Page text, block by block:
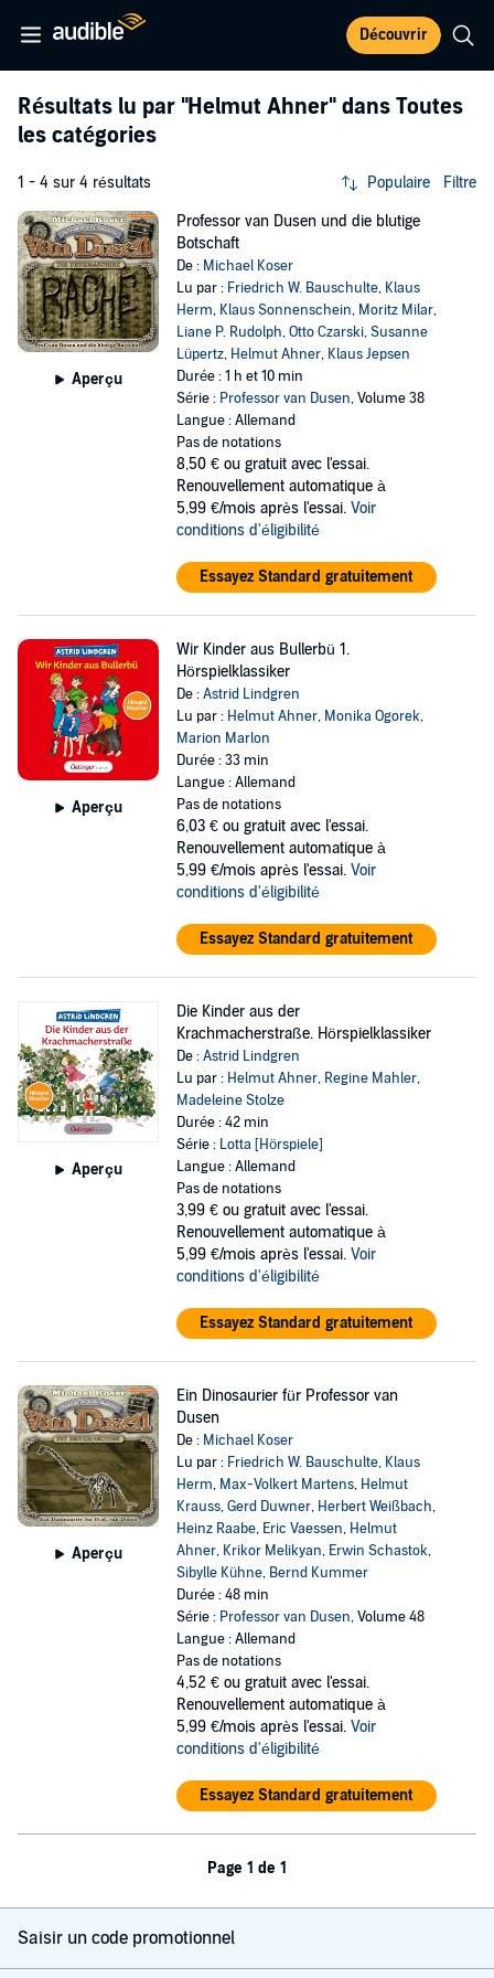
Découvrir
Résultats lu par "Helmut Ahner" dans Toutes
les catégories
1 - 4 sur 4 résultats Populaire Filtre
Aperçu
Professor van Dusen und die blutige
Botschaft
De : Michael Koser
Lu par : Friedrich W. Bauschulte, Klaus
Herm, Klaus Sonnenschein, Moritz Milar,
Liane P. Rudolph,Otto Czarski,Susanne
Lüpertz, Helmut Ahner, Klaus Jepsen
Durée : 1 h et 10 min
Série : Professor van Dusen, Volume 38
Langue : Allemand
Pas de notations
8,50 € ou gratuit avec l'essai.
Renouvellement automatique à
5,99 €/mois après l'essai. Voir
conditions d'éligibilité
Essayez Standard gratuitement
Aperçu
Wir Kinder aus Bullerbü 1.
Hörspielklassiker
De :Astrid Lindgren
Lu par : Helmut Ahner, Monika Ogorek,
Marion Marlon
Durée : 33 min
Langue : Allemand
Pas de notations
6,03 € ou gratuit avec l'essai.
Renouvellement automatique à
5,99 €/mois après l'essai. Voir
conditions d'éligibilité
Essayez Standard gratuitement
Aperçu
Die Kinder aus der
Krachmacherstraße. Hörspielklassiker
De :Astrid Lindgren
Lu par : Helmut Ahner, Regine Mahler,
Madeleine Stolze
Durée : 42 min
Série : Lotta [Hörspiele]
Langue : Allemand
Pas de notations
3,99 € ou gratuit avec l'essai.
Renouvellement automatique à
5,99 €/mois après l'essai. Voir
conditions d'éligibilité
Essayez Standard gratuitement
Aperçu
Ein Dinosaurier für Professor van
Dusen
De : Michael Koser
Lu par : Friedrich W. Bauschulte, Klaus
Herm, Max-Volkert Martens, Helmut
Krauss,Gerd Duwner, Herbert Weißbach,
Heinz Raabe, Eric Vaessen, Helmut
Ahner, Krikor Melikyan, Erwin Schastok,
Sibylle Kühne, Bernd Kummer
Durée : 48 min
Série : Professor van Dusen, Volume 48
Langue : Allemand
Pas de notations
4,52 € ou gratuit avec l'essai.
Renouvellement automatique à
5,99 €/mois après l'essai. Voir
conditions d'éligibilité
Essayez Standard gratuitement
Page 1 de 1
Saisir un code promotionnel